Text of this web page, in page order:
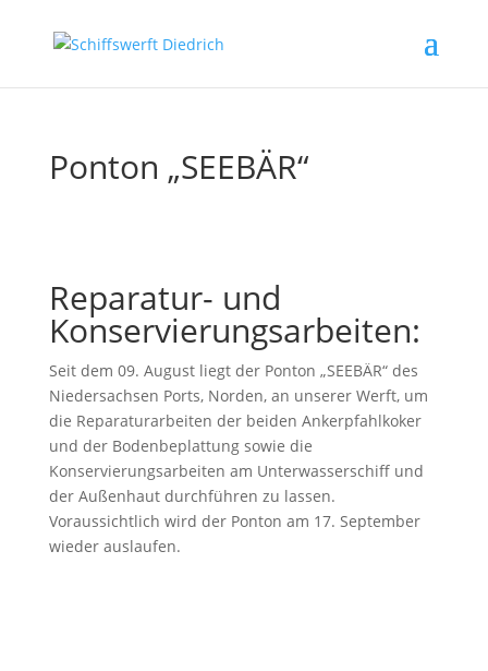
Ponton „SEEBÄR“
Reparatur- und
Konservierungsarbeiten:
Seit dem 09. August liegt der Ponton „SEEBÄR“ des
Niedersachsen Ports, Norden, an unserer Werft, um
die Reparaturarbeiten der beiden Ankerpfahlkoker
und der Bodenbeplattung sowie die
Konservierungsarbeiten am Unterwasserschiff und
der Außenhaut durchführen zu lassen.
Voraussichtlich wird der Ponton am 17. September
wieder auslaufen.